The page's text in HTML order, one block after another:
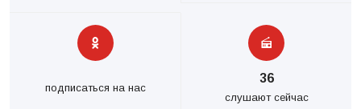
подписаться на нас
36
слушают сейчас